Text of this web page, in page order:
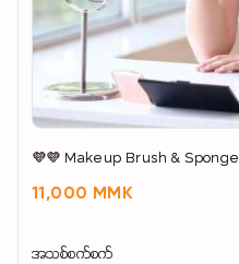
💜💜 Makeup Brush &
11,000 MMK
အသစ်စက်စက်